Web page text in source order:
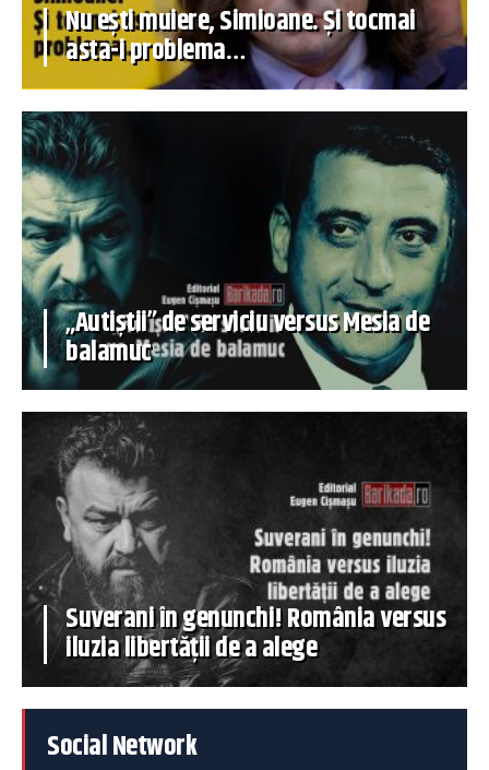
Nu ești muiere, Simioane. Și tocmai
asta-i problema…
„Autiștii” de serviciu versus Mesia de
balamuc
Suverani în genunchi! România versus
iluzia libertății de a alege
Social Network